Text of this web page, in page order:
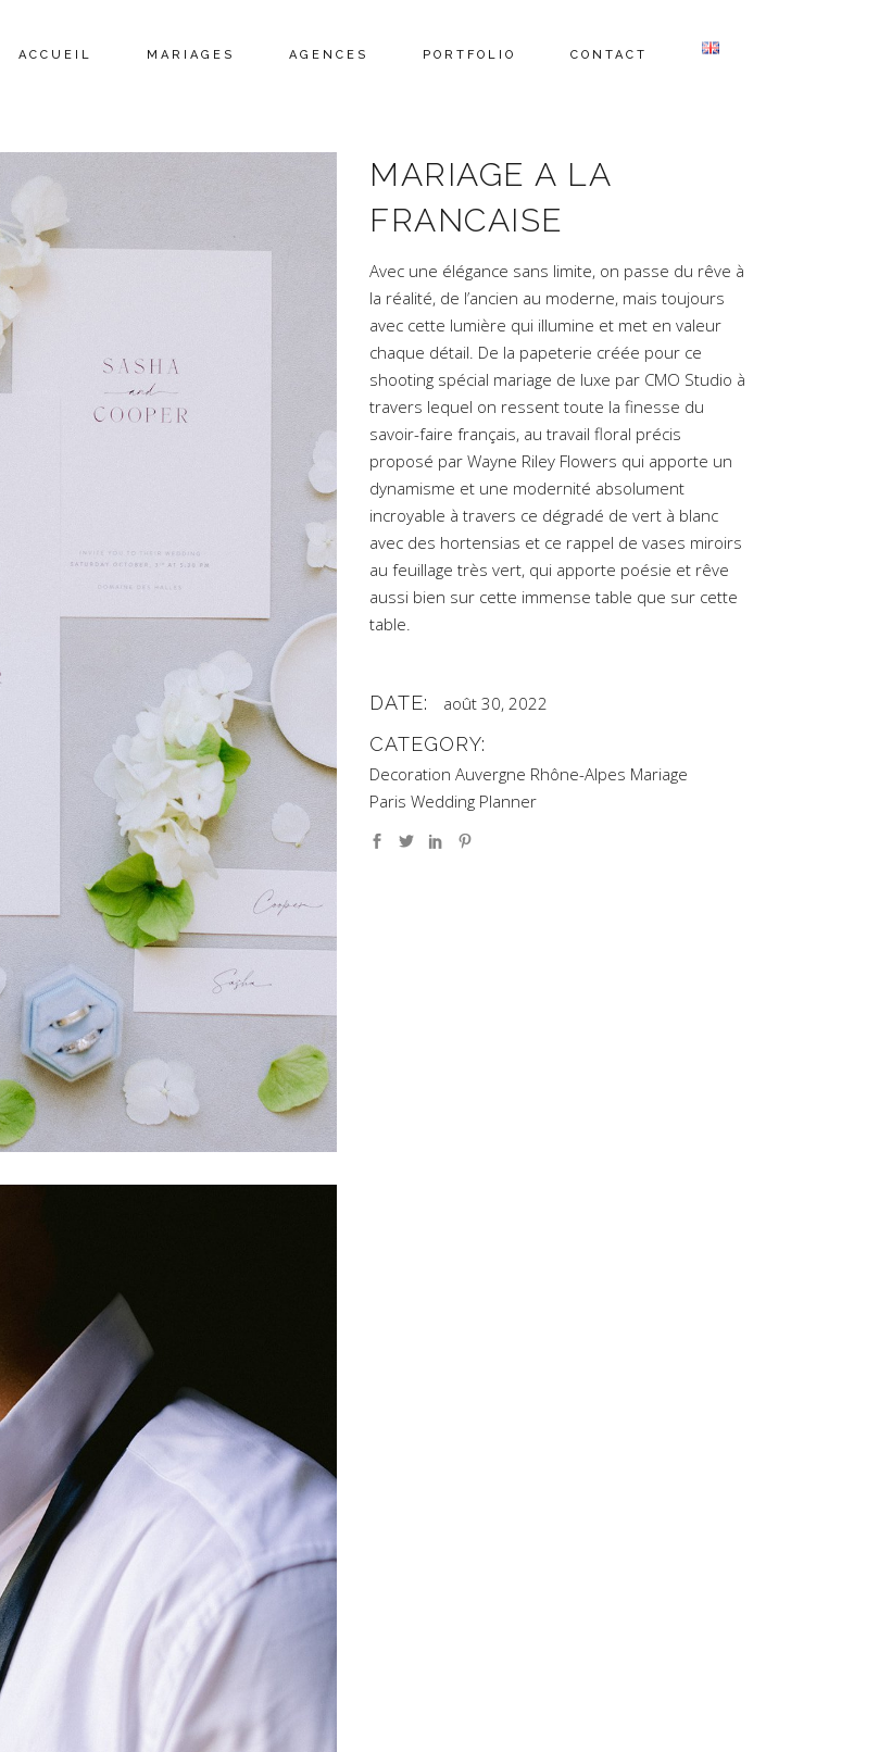
ACCUEIL MARIAGES AGENCES PORTFOLIO CONTACT
MARIAGE A LA
FRANCAISE
Avec une élégance sans limite, on passe du rêve à
la réalité, de l’ancien au moderne, mais toujours
avec cette lumière qui illumine et met en valeur
chaque détail. De la papeterie créée pour ce
shooting spécial mariage de luxe par CMO Studio à
travers lequel on ressent toute la finesse du
savoir-faire français, au travail floral précis
proposé par Wayne Riley Flowers qui apporte un
dynamisme et une modernité absolument
incroyable à travers ce dégradé de vert à blanc
avec des hortensias et ce rappel de vases miroirs
au feuillage très vert, qui apporte poésie et rêve
aussi bien sur cette immense table que sur cette
table.
DATE: août 30, 2022
CATEGORY:
Decoration Auvergne Rhône-Alpes Mariage
Paris Wedding Planner